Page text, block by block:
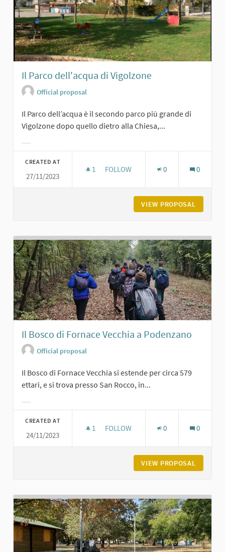
Il Parco dell'acqua di Vigolzone
Official proposal
Il Parco dell’acqua è il secondo parco più grande di
Vigolzone dopo quello dietro alla Chiesa,...
CREATED AT
27/11/2023
1 1 FOLLOWER
FOLLOW 0 0
VIEW PROPOSAL
Il Bosco di Fornace Vecchia a Podenzano
Official proposal
Il Bosco di Fornace Vecchia si estende per circa 579
ettari, e si trova presso San Rocco, in...
CREATED AT
24/11/2023
1 1 FOLLOWER
FOLLOW 0 0
VIEW PROPOSAL